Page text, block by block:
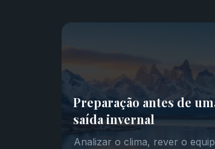
Preparação antes de
saída invernal
Analizar o clima, rever o